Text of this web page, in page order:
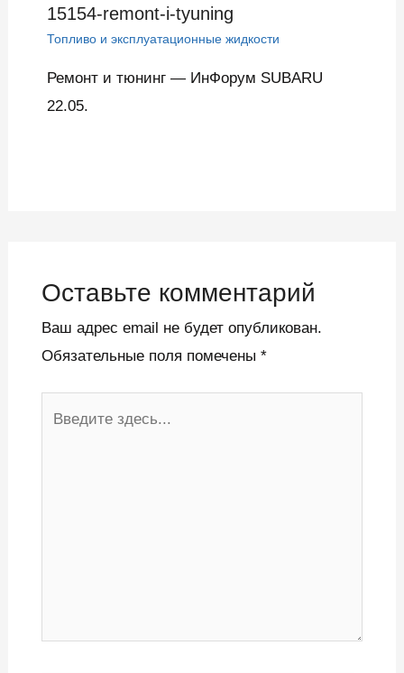
15154-remont-i-tyuning
Топливо и эксплуатационные жидкости
Ремонт и тюнинг — ИнФорум SUBARU
22.05.
Оставьте комментарий
Ваш адрес email не будет опубликован.
Обязательные поля помечены *